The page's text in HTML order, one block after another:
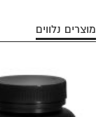
מוצרים נלווים